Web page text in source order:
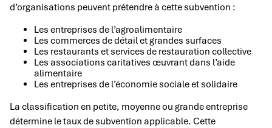
d’organisations peuvent prétendre à cette subvention :
Les entreprises de l’agroalimentaire
Les commerces de détail et grandes surfaces
Les restaurants et services de restauration collective
Les associations caritatives œuvrant dans l’aide
alimentaire
Les entreprises de l’économie sociale et solidaire
La classification en petite, moyenne ou grande entreprise
détermine le taux de subvention applicable. Cette